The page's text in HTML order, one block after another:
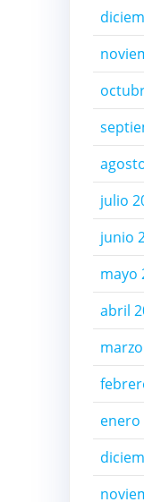
julio
junio
mayo
abril
enero